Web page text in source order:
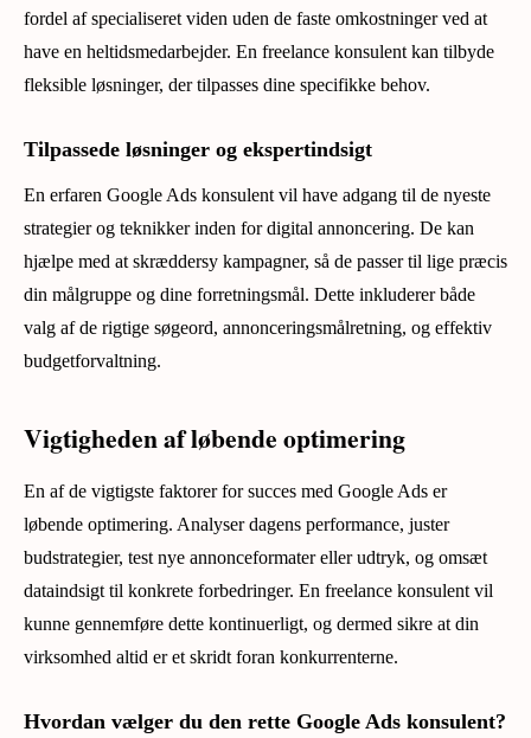
fordel af specialiseret viden uden de faste omkostninger ved at
have en heltidsmedarbejder. En freelance konsulent kan tilbyde
fleksible løsninger, der tilpasses dine specifikke behov.
Tilpassede løsninger og ekspertindsigt
En erfaren Google Ads konsulent vil have adgang til de nyeste
strategier og teknikker inden for digital annoncering. De kan
hjælpe med at skræddersy kampagner, så de passer til lige præcis
din målgruppe og dine forretningsmål. Dette inkluderer både
valg af de rigtige søgeord, annonceringsmålretning, og effektiv
budgetforvaltning.
Vigtigheden af løbende optimering
En af de vigtigste faktorer for succes med Google Ads er
løbende optimering. Analyser dagens performance, juster
budstrategier, test nye annonceformater eller udtryk, og omsæt
dataindsigt til konkrete forbedringer. En freelance konsulent vil
kunne gennemføre dette kontinuerligt, og dermed sikre at din
virksomhed altid er et skridt foran konkurrenterne.
Hvordan vælger du den rette Google Ads konsulent?